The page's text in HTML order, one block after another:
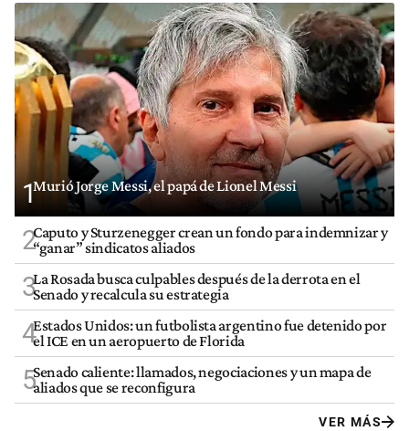
1Murió Jorge Messi, el papá de Lionel Messi
2Caputo y Sturzenegger crean un fondo para indemnizar y
“ganar” sindicatos aliados
3La Rosada busca culpables después de la derrota en el
Senado y recalcula su estrategia
4Estados Unidos: un futbolista argentino fue detenido por
el ICE en un aeropuerto de Florida
5Senado caliente: llamados, negociaciones y un mapa de
aliados que se reconfigura
VER MÁS